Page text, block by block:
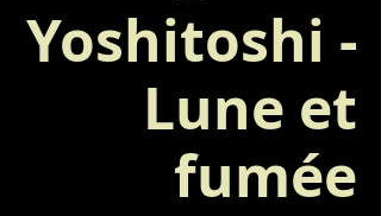
Yoshitoshi -
Lune et
fumée